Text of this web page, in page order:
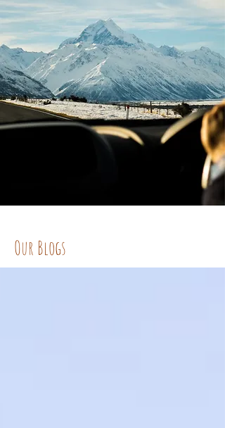
Our Blogs